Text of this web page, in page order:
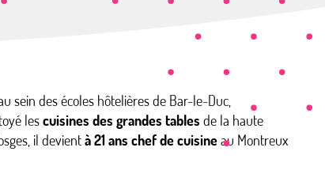
sein des écoles hôtelières de Bar-le-Duc,
lescuisines des grandes tables de la haute
il devientà 21 ans chef de cuisineau Montreux